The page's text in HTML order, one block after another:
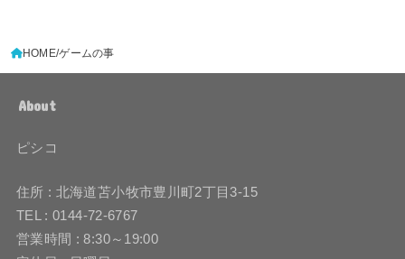
HOME ゲームの事
About
ピシコ
住所 : 北海道苫小牧市豊川町2丁目3-15
TEL : 0144-72-6767
営業時間 : 8:30～19:00